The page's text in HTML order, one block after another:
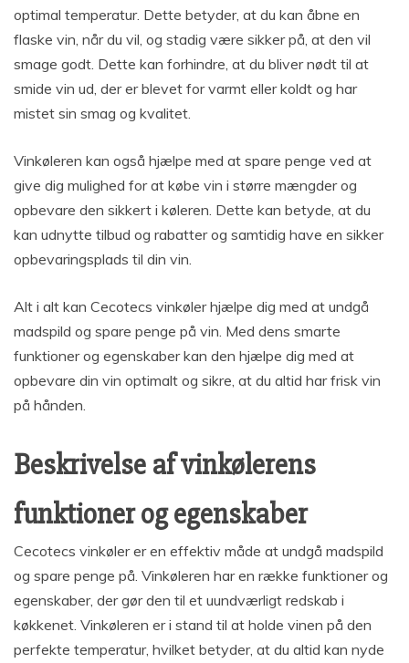
optimal temperatur. Dette betyder, at du kan åbne en
flaske vin, når du vil, og stadig være sikker på, at den vil
smage godt. Dette kan forhindre, at du bliver nødt til at
smide vin ud, der er blevet for varmt eller koldt og har
mistet sin smag og kvalitet.
Vinkøleren kan også hjælpe med at spare penge ved at
give dig mulighed for at købe vin i større mængder og
opbevare den sikkert i køleren. Dette kan betyde, at du
kan udnytte tilbud og rabatter og samtidig have en sikker
opbevaringsplads til din vin.
Alt i alt kan Cecotecs vinkøler hjælpe dig med at undgå
madspild og spare penge på vin. Med dens smarte
funktioner og egenskaber kan den hjælpe dig med at
opbevare din vin optimalt og sikre, at du altid har frisk vin
på hånden.
Beskrivelse af vinkølerens
funktioner og egenskaber
Cecotecs vinkøler er en effektiv måde at undgå madspild
og spare penge på. Vinkøleren har en række funktioner og
egenskaber, der gør den til et uundværligt redskab i
køkkenet. Vinkøleren er i stand til at holde vinen på den
perfekte temperatur, hvilket betyder, at du altid kan nyde